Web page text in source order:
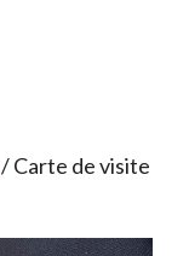
/ Carte de visite